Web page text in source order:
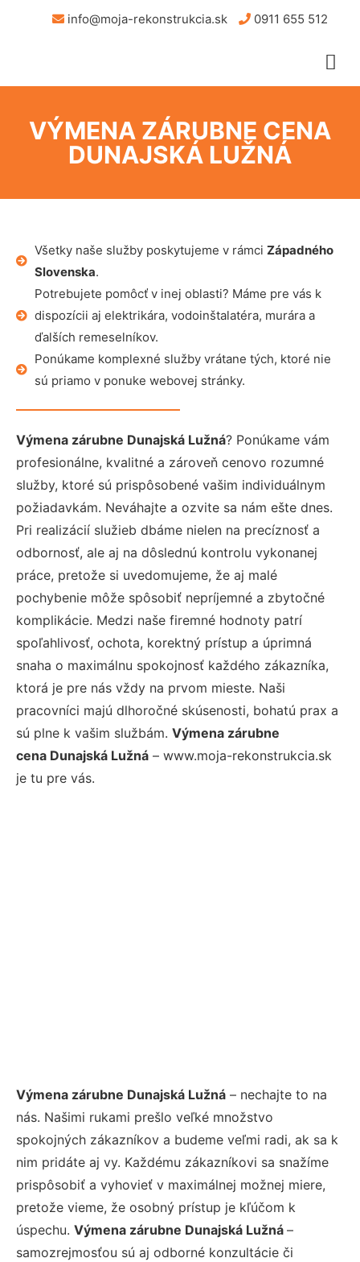
info@moja-rekonstrukcia.sk 0911 655 512
VÝMENA ZÁRUBNE CENA
DUNAJSKÁ LUŽNÁ
Všetky naše služby poskytujeme v rámci Západného
Slovenska.
Potrebujete pomôcť v inej oblasti? Máme pre vás k
dispozícii aj elektrikára, vodoinštalatéra, murára a
ďalších remeselníkov.
Ponúkame komplexné služby vrátane tých, ktoré nie
sú priamo v ponuke webovej stránky.
Výmena zárubne Dunajská Lužná? Ponúkame vám
profesionálne, kvalitné a zároveň cenovo rozumné
služby, ktoré sú prispôsobené vašim individuálnym
požiadavkám. Neváhajte a ozvite sa nám ešte dnes.
Pri realizácií služieb dbáme nielen na precíznosť a
odbornosť, ale aj na dôslednú kontrolu vykonanej
práce, pretože si uvedomujeme, že aj malé
pochybenie môže spôsobiť nepríjemné a zbytočné
komplikácie. Medzi naše firemné hodnoty patrí
spoľahlivosť, ochota, korektný prístup a úprimná
snaha o maximálnu spokojnosť každého zákazníka,
ktorá je pre nás vždy na prvom mieste. Naši
pracovníci majú dlhoročné skúsenosti, bohatú prax a
sú plne k vašim službám. Výmena zárubne
cena Dunajská Lužná – www.moja-rekonstrukcia.sk
je tu pre vás.
Výmena zárubne Dunajská Lužná – nechajte to na
nás. Našimi rukami prešlo veľké množstvo
spokojných zákazníkov a budeme veľmi radi, ak sa k
nim pridáte aj vy. Každému zákazníkovi sa snažíme
prispôsobiť a vyhovieť v maximálnej možnej miere,
pretože vieme, že osobný prístup je kľúčom k
úspechu. Výmena zárubne Dunajská Lužná –
samozrejmosťou sú aj odborné konzultácie či